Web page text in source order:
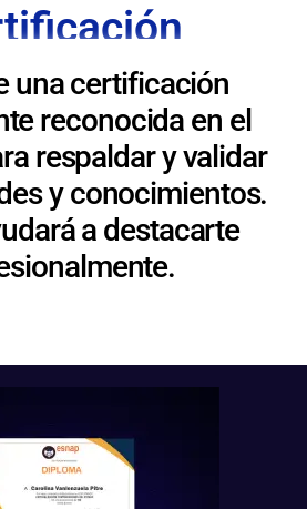
una certificación
reconocida en el
respaldar y validar
y conocimientos.
a destacarte